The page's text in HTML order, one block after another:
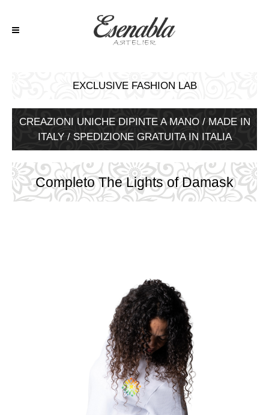
EXCLUSIVE FASHION LAB
CREAZIONI UNICHE DIPINTE A MANO / MADE IN
ITALY / SPEDIZIONE GRATUITA IN ITALIA
Completo The Lights of Damask